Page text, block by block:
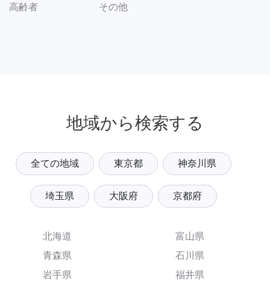
高齢者 その他
地域から検索する
全ての地域 東京都 神奈川県
埼玉県 大阪府 京都府
北海道
青森県
岩手県
富山県
石川県
福井県